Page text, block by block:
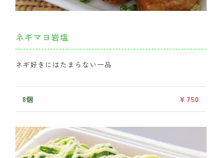
ネギマヨ岩塩
ネギ好きにはたまらない一品
8個 ￥750